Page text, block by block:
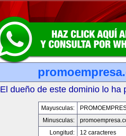
El dueño de este dominio lo ha
Mayusculas:
Minusculas:
Longitud:
12 caracteres